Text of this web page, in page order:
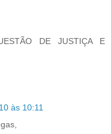
DE JUSTIÇA E
às 10:11